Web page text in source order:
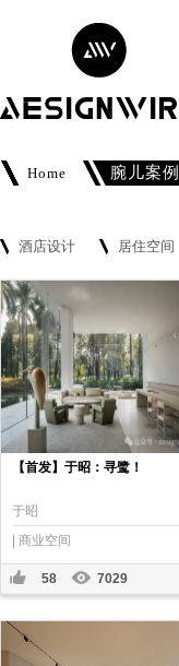
Home 腕儿案例
酒店设计 居住空间
【首发】于昭：寻鹭！
于昭
| 商业空间
58 7029